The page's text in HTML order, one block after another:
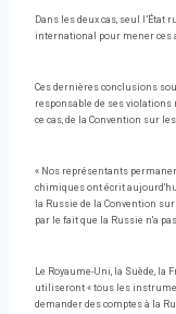
Dans les deux cas, seul
international pour mener ces
Ces dernières conclusions
responsable de ses violations
ce cas, de la Convention sur
« Nos représentants
chimiques ont écrit
la Russie de la Convention
par le fait que la Russie n'a
Le Royaume-Uni, la Suède, la
utiliseront « tous les
demander des comptes à la